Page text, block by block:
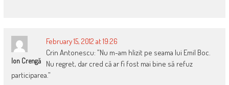
Ion Crengă
February 15, 2012 at 19:26
Crin Antonescu: ”Nu m-am hlizit pe seama lui Emil Boc.
Nu regret, dar cred că ar fi fost mai bine să refuz
participarea.”